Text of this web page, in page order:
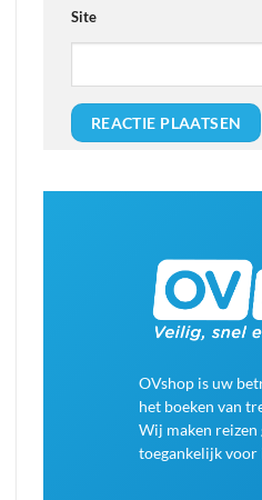
Site
OVshop is uw
het boeken van
Wij maken reizen
toegankelijk voor